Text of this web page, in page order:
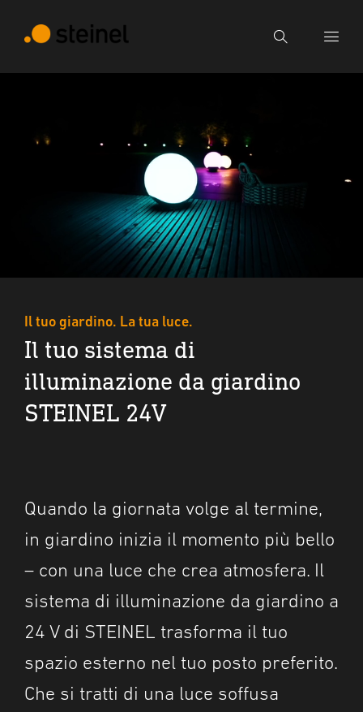
Ricerca
Il tuo giardino. La tua luce.
Il tuo sistema di
illuminazione da giardino
STEINEL 24V
Quando la giornata volge al termine,
in giardino inizia il momento più bello
– con una luce che crea atmosfera. Il
sistema di illuminazione da giardino a
24 V di STEINEL trasforma il tuo
spazio esterno nel tuo posto preferito.
Che si tratti di una luce soffusa